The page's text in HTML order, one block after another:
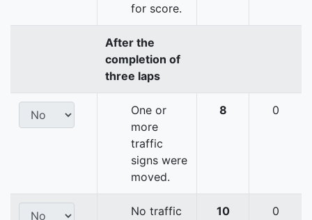
for score.
After the
completion of
three laps
One or
more
traffic
signs were
moved.
8 0
No traffic
10 0